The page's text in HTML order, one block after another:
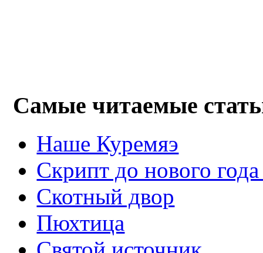
Самые читаемые
Наше Куремяэ
Скрипт до нового года
Cкотный двор
Пюхтица